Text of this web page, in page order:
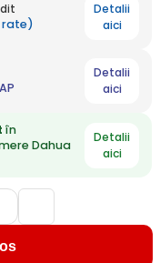
rate)
Detalii
aici
Detalii
aici
în
Dahua
Detalii
aici